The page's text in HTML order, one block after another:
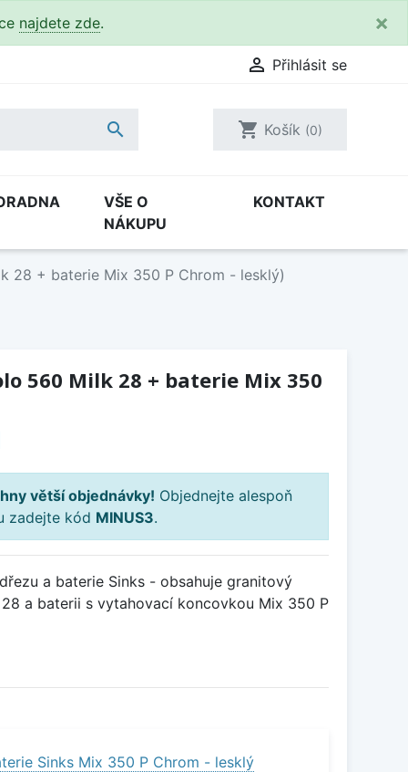
najdete zde. ×
 Přihlásit se
 shopping_cart Košík (0)
VŠE O
NÁKUPU
KONTAKT
28 + baterie Mix 350 P Chrom - lesklý)
560 Milk 28 + baterie Mix 350
větší objednávky! Objednejte alespoň
zadejte kód MINUS3.
a baterie Sinks - obsahuje granitový
a baterii s vytahovací koncovkou Mix 350 P
Sinks Mix 350 P Chrom - lesklý